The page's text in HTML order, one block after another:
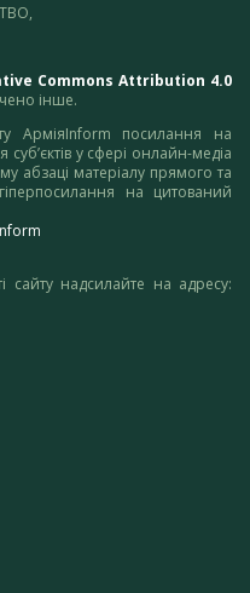
Commons Attribution 4.0
інше.
АрміяInform посилання на
суб’єктів у сфері онлайн-медіа
абзаці матеріалу прямого та
на цитований
сайту надсилайте на адресу: